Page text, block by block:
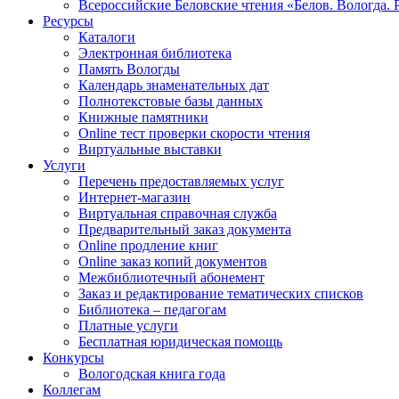
Всероссийские Беловские чтения «Белов. Вологда.
Ресурсы
Каталоги
Электронная библиотека
Память Вологды
Календарь знаменательных дат
Полнотекстовые базы данных
Книжные памятники
Online тест проверки скорости чтения
Виртуальные выставки
Услуги
Перечень предоставляемых услуг
Интернет-магазин
Виртуальная справочная служба
Предварительный заказ документа
Online продление книг
Online заказ копий документов
Межбиблиотечный абонемент
Заказ и редактирование тематических списков
Библиотека – педагогам
Платные услуги
Бесплатная юридическая помощь
Конкурсы
Вологодская книга года
Коллегам